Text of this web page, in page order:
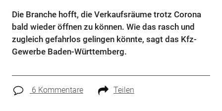
Die Branche hofft, die Verkaufsräume trotz Corona
bald wieder öffnen zu können. Wie das rasch und
zugleich gefahrlos gelingen könnte, sagt das Kfz-
Gewerbe Baden-Württemberg.
6 Kommentare Teilen